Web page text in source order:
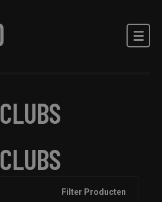
CLUBS
CLUBS
Filter Producten